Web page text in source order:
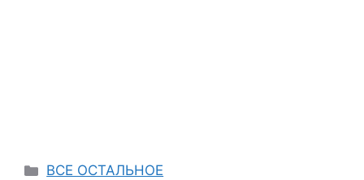
Categories
ВСЕ ОСТАЛЬНОЕ